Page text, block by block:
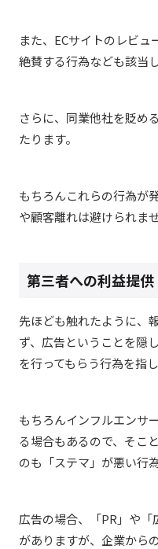
また、ECサイトのレビュ
絶賛する行為なども該当し
さらに、同業他社を貶め
たります。
もちろんこれらの行為が
や顧客離れは避けられませ
第三者への利益提供
先ほども触れたように、
ず、広告ということを隠
を行ってもらう行為を指し
もちろんインフルエンサ
る場合もあるので、そこ
のも「ステマ」が悪い行
広告の場合、「PR」や
がありますが、企業から